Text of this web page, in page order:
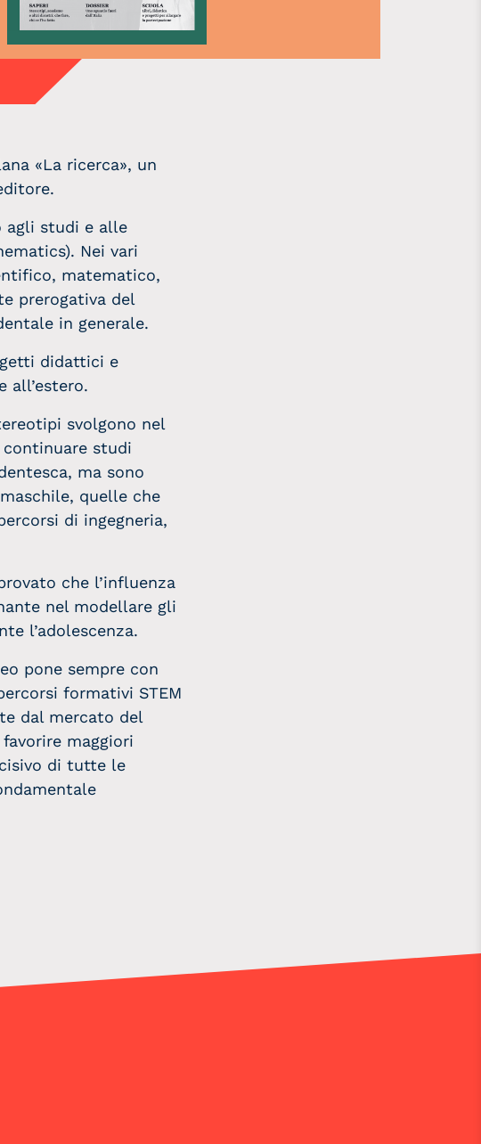
«La ricerca», un
agli studi e alle
Nei vari
matematico,
prerogativa del
in generale.
didattici e
all’estero.
svolgono nel
continuare studi
ma sono
quelle che
di ingegneria,
che l’influenza
nel modellare gli
l’adolescenza.
pone sempre con
formativi STEM
dal mercato del
maggiori
di tutte le